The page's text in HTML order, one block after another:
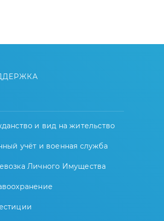
и вид на жительство
учёт и военная служба
Личного Имущества